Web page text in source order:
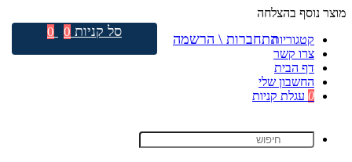
מוצר נוסף בהצלחה
קטגוריות
צרו קשר
דף הבית
החשבון שלי
0 עגלת קניות
התחברות \ הרשמה סל קניות 0
0